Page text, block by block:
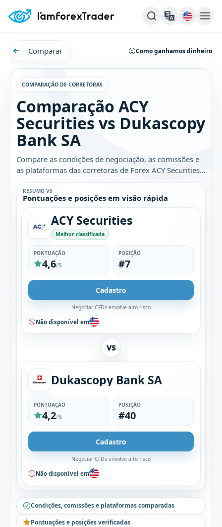
Comparar Como ganhamos dinheiro
COMPARAÇÃO DE CORRETORAS
Comparação ACY
Securities vs Dukascopy
Bank SA
Compare as condições de negociação, as comissões e
as plataformas das corretoras de Forex ACY Securities e
Dukascopy Bank SA. Descubra qual é a melhor opção
para você.
RESUMO VS
Pontuações e posições em visão rápida
ACY Securities
Melhor classificada
PONTUAÇÃO
4,6/5
POSIÇÃO
#7
Cadastro
Negociar CFDs envolve alto risco
Não disponível em
VS
Dukascopy Bank SA
PONTUAÇÃO
4,2/5
POSIÇÃO
#40
Cadastro
Negociar CFDs envolve alto risco
Não disponível em
Condições, comissões e plataformas comparadas
Pontuações e posições verificadas